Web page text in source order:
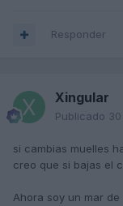
Responder
Xingular
Publicado
si cambias muelles
creo que si bajas el
Ahora soy un mar de